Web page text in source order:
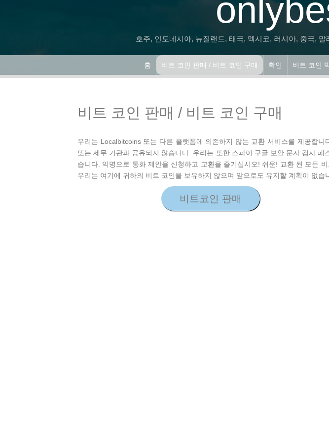
호주, 인도네시아, 뉴질랜드, 태국, 멕시코, 러시아, 중국,
홈 비트 코인 판매 / 비트 코인 구매 확인 비트 코인
비트 코인 판매 / 비트 코인 구매
우리는 Localbitcoins 또는 다른 플랫폼에 의존하지 않는 교환 서비스를 제공합
또는 세무 기관과 공유되지 않습니다. 우리는 또한 스파이 구글 보안 문자 검사
습니다. 익명으로 통화 제안을 신청하고 교환을 즐기십시오! 쉬운! 교환 된 모든
우리는 여기에 귀하의 비트 코인을 보유하지 않으며 앞으로도 유지할 계획이 없습
비트코인 판매